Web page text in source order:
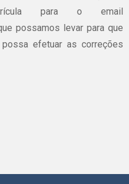
para o email
possamos levar para que
efetuar as correções